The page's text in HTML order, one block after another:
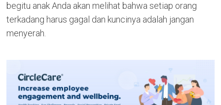
begitu anak Anda akan melihat bahwa setiap orang
terkadang harus gagal dan kuncinya adalah jangan
menyerah.